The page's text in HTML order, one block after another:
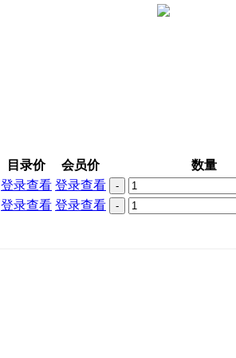
目录价 会员价 数量
登录查看 登录查看 -
登录查看 登录查看 -